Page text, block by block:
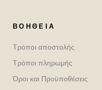
ΒΟΉΘΕΙΑ
Τρόποι αποστολής
Τρόποι πληρωμής
Όροι και Προϋποθέσεις